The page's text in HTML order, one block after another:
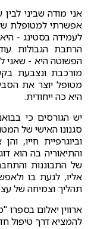
אני מודה שביני
אפשרתי למטופלת
לעמידה בסטינג -
הרחבת הגבולות
הפשוטה היא - שאני
מורכבת ונצבעת
מטופל יוצר את
היא כה ייחודית.
יש הגורסים כי
סגנונו האישי של
וביוגרפיית חייו,
והתיאוריה בה הוא
של התבוננות
אליו, לגעת בו
תהליך וצמיחה של
להמציא דרך טיפול